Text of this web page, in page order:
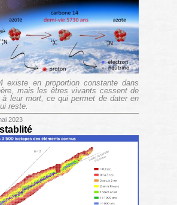
existe en proportion constante dans
mais les êtres vivants cessent de
à leur mort, ce qui permet de dater en
reste.
2023